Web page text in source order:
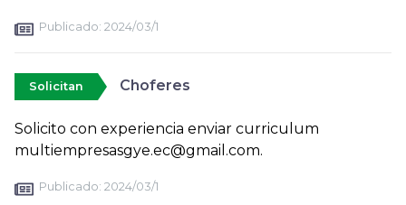
Publicado: 2024/03/1
Solicitan Choferes
Solicito con experiencia enviar curriculum
multiempresasgye.ec@gmail.com.
Publicado: 2024/03/1